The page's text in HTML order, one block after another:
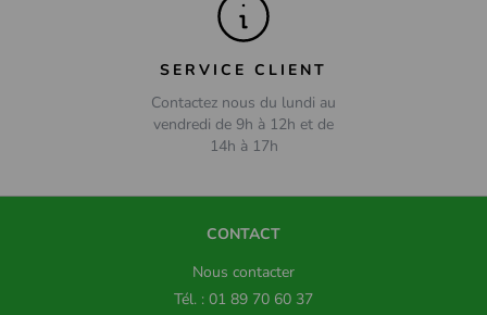
SERVICE CLIENT
Contactez nous du lundi au
vendredi de 9h à 12h et de
14h à 17h
CONTACT
Nous contacter
Tél. : 01 89 70 60 37